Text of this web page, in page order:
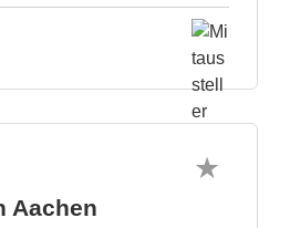
Aachen